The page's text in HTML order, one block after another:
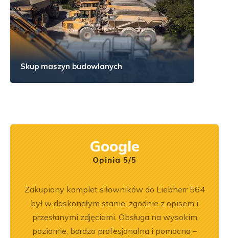
Skup maszyn budowlanych
Google
Opinia 5/5
Zakupiony komplet siłowników do Liebherr 564
był w doskonałym stanie, zgodnie z opisem i
przesłanymi zdjęciami. Obsługa na wysokim
poziomie, bardzo profesjonalna i pomocna –